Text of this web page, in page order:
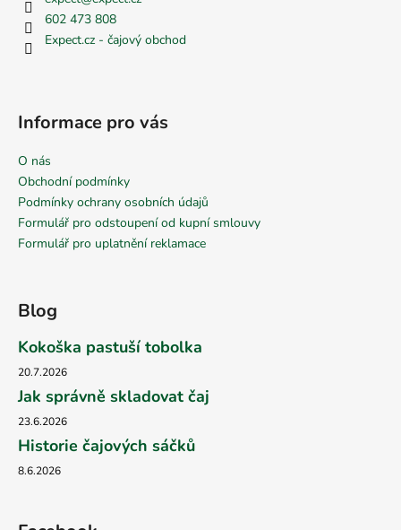
602 473 808
Expect.cz - čajový obchod
Informace pro vás
O nás
Obchodní podmínky
Podmínky ochrany osobních údajů
Formulář pro odstoupení od kupní smlouvy
Formulář pro uplatnění reklamace
Blog
Kokoška pastuší tobolka
20.7.2026
Jak správně skladovat čaj
23.6.2026
Historie čajových sáčků
8.6.2026